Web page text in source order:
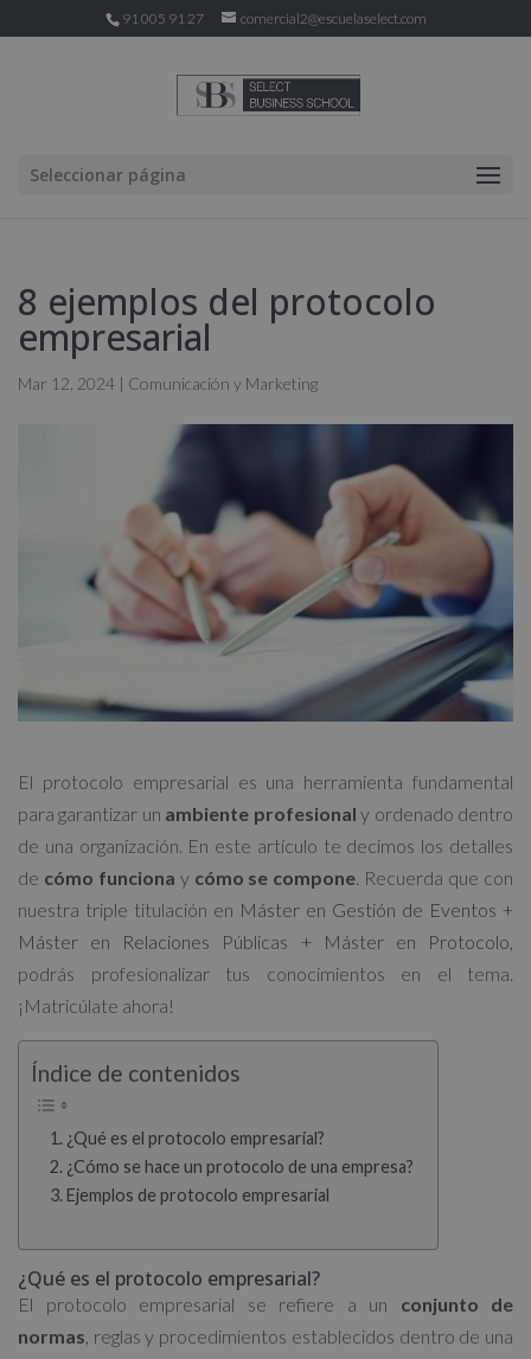
91 005 91 27 comercial2@escuelaselect.com
Seleccionar página
8 ejemplos del protocolo
empresarial
Mar 12, 2024 | Comunicación y Marketing
El protocolo empresarial es una herramienta fundamental
para garantizar un ambiente profesional y ordenado dentro
de una organización. En este artículo te decimos los detalles
de cómo funciona y cómo se compone . Recuerda que con
nuestra triple titulación en Máster en Gestión de Eventos +
Máster en Relaciones Públicas + Máster en Protocolo
podrás profesionalizar tus conocimientos en el tema.
¡Matricúlate ahora!
Índice de contenidos
¿Qué es el protocolo empresarial?
¿Cómo se hace un protocolo de una empresa?
Ejemplos de protocolo empresarial
¿Qué es el protocolo empresarial?
El protocolo empresarial se refiere a un conjunto de
normas , reglas y procedimientos establecidos dentro de una